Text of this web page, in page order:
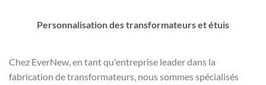
Personnalisation des transformateurs et étuis
Chez EverNew, en tant qu'entreprise leader dans la
fabrication de transformateurs, nous sommes spécialisés